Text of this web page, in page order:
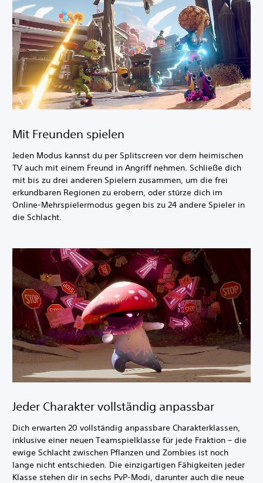
Mit Freunden spielen
Jeden Modus kannst du per Splitscreen vor dem heimischen
TV auch mit einem Freund in Angriff nehmen. Schließe dich
mit bis zu drei anderen Spielern zusammen, um die frei
erkundbaren Regionen zu erobern, oder stürze dich im
Online-Mehrspielermodus gegen bis zu 24 andere Spieler in
die Schlacht.
Jeder Charakter vollständig anpassbar
Dich erwarten 20 vollständig anpassbare Charakterklassen,
inklusive einer neuen Teamspielklasse für jede Fraktion – die
ewige Schlacht zwischen Pflanzen und Zombies ist noch
lange nicht entschieden. Die einzigartigen Fähigkeiten jeder
Klasse stehen dir in sechs PvP-Modi, darunter auch die neue